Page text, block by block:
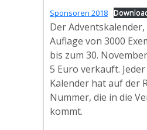
Sponsoren 2018
Der
Auflage von 3000
bis zum 30.
5 Euro verkauft.
Kalender hat auf der
Nummer, die in die
kommt.